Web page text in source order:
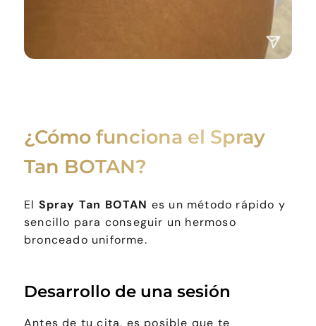
¿Cómo funciona el Spray
Tan BOTAN?
El Spray Tan BOTAN es un método rápido y
sencillo para conseguir un hermoso
bronceado uniforme.
Desarrollo de una sesión
Antes de tu cita, es posible que te